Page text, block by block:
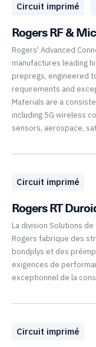
Circuit imprimé
Rogers RF &
Rogers' Advanced
manufactures leading
prepregs, engineered
requirements and
Materials are a
including 5G wireless
sensors, aerospace,
Circuit imprimé
Rogers RT
La division Solutions
Rogers fabrique des
bondplys et des
exigences de
exceptionnel de la
Circuit imprimé